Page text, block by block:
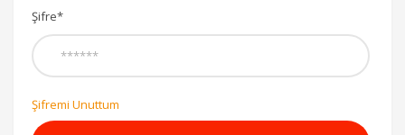
Şifre*
Şifremi Unuttum